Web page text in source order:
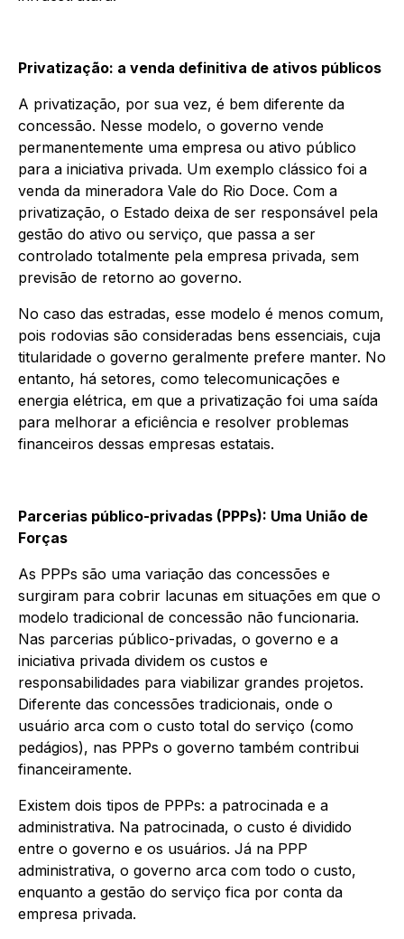
Privatização: a venda definitiva de ativos públicos
A privatização, por sua vez, é bem diferente da
concessão. Nesse modelo, o governo vende
permanentemente uma empresa ou ativo público
para a iniciativa privada. Um exemplo clássico foi a
venda da mineradora Vale do Rio Doce. Com a
privatização, o Estado deixa de ser responsável pela
gestão do ativo ou serviço, que passa a ser
controlado totalmente pela empresa privada, sem
previsão de retorno ao governo.
No caso das estradas, esse modelo é menos comum,
pois rodovias são consideradas bens essenciais, cuja
titularidade o governo geralmente prefere manter. No
entanto, há setores, como telecomunicações e
energia elétrica, em que a privatização foi uma saída
para melhorar a eficiência e resolver problemas
financeiros dessas empresas estatais.
Parcerias público-privadas (PPPs): Uma União de
Forças
As PPPs são uma variação das concessões e
surgiram para cobrir lacunas em situações em que o
modelo tradicional de concessão não funcionaria.
Nas parcerias público-privadas, o governo e a
iniciativa privada dividem os custos e
responsabilidades para viabilizar grandes projetos.
Diferente das concessões tradicionais, onde o
usuário arca com o custo total do serviço (como
pedágios), nas PPPs o governo também contribui
financeiramente.
Existem dois tipos de PPPs: a patrocinada e a
administrativa. Na patrocinada, o custo é dividido
entre o governo e os usuários. Já na PPP
administrativa, o governo arca com todo o custo,
enquanto a gestão do serviço fica por conta da
empresa privada.